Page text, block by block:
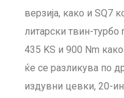
верзија, како и SQ7
литарски твин-турбо
435 KS и 900 Nm
ќе се разликува по
издувни цевки, 20-